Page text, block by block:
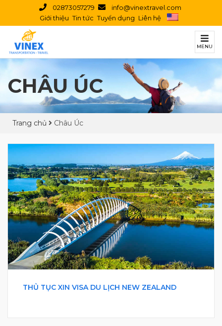
02873057279
info@vinextravel.com
Giới thiệu Tin tức Tuyển dụng Liên hệ
MENU
CHÂU ÚC
Trang chủ Châu Úc
THỦ TỤC XIN VISA DU LỊCH NEW ZEALAND